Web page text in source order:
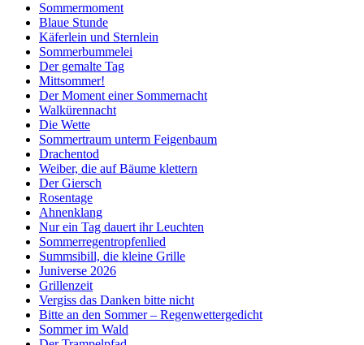
Sommermoment
Blaue Stunde
Käferlein und Sternlein
Sommerbummelei
Der gemalte Tag
Mittsommer!
Der Moment einer Sommernacht
Walkürennacht
Die Wette
Sommertraum unterm Feigenbaum
Drachentod
Weiber, die auf Bäume klettern
Der Giersch
Rosentage
Ahnenklang
Nur ein Tag dauert ihr Leuchten
Sommerregentropfenlied
Summsibill, die kleine Grille
Juniverse 2026
Grillenzeit
Vergiss das Danken bitte nicht
Bitte an den Sommer – Regenwettergedicht
Sommer im Wald